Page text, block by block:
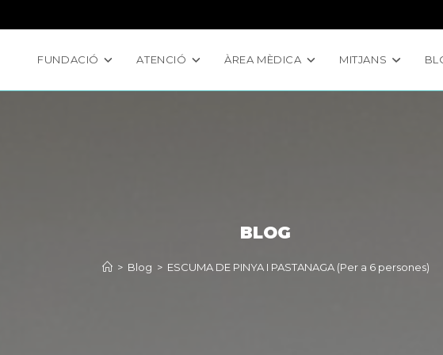
FUNDACIÓ ATENCIÓ ÀREA MÈDICA MITJANS
BLOG
> Blog > ESCUMA DE PINYA I PASTANAGA (Per a 6 persones)